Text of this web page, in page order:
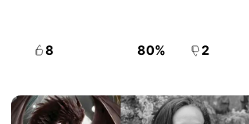
8 80% 2